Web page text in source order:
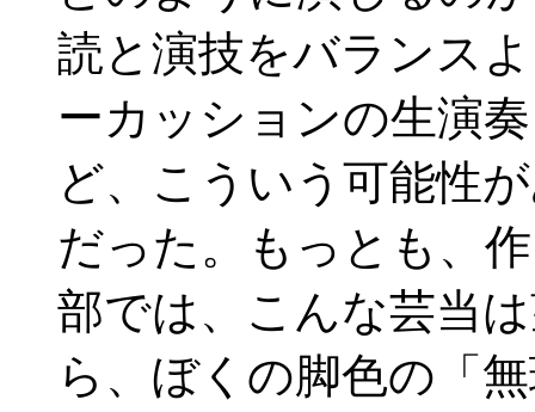
読と演技をバランス
ーカッションの生演
ど、こういう可能性
だった。もっとも、
部では、こんな芸当
ら、ぼくの脚色の「